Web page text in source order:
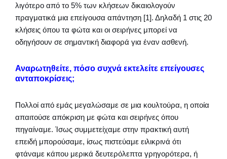
λιγότερο από το 5% των κλήσεων δικαιολογούν
πραγματικά μια επείγουσα απάντηση [1]. Δηλαδή 1 στις 20
κλήσεις όπου τα φώτα και οι σειρήνες μπορεί να
οδηγήσουν σε σημαντική διαφορά για έναν ασθενή.
Αναρωτηθείτε, πόσο συχνά εκτελείτε επείγουσες
ανταποκρίσεις;
Πολλοί από εμάς μεγαλώσαμε σε μια κουλτούρα, η οποία
απαιτούσε απόκριση με φώτα και σειρήνες όπου
πηγαίναμε. Ίσως συμμετείχαμε στην πρακτική αυτή
επειδή μπορούσαμε, ίσως πιστεύαμε ειλικρινά ότι
φτάναμε κάπου μερικά δευτερόλεπτα γρηγορότερα, ή